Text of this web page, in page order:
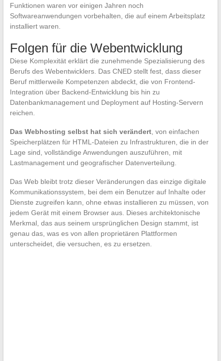
Funktionen waren vor einigen Jahren noch
Softwareanwendungen vorbehalten, die auf einem Arbeitsplatz
installiert waren.
Folgen für die Webentwicklung
Diese Komplexität erklärt die zunehmende Spezialisierung des
Berufs des Webentwicklers. Das CNED stellt fest, dass dieser
Beruf mittlerweile Kompetenzen abdeckt, die von Frontend-
Integration über Backend-Entwicklung bis hin zu
Datenbankmanagement und Deployment auf Hosting-Servern
reichen.
Das Webhosting selbst hat sich verändert, von einfachen
Speicherplätzen für HTML-Dateien zu Infrastrukturen, die in der
Lage sind, vollständige Anwendungen auszuführen, mit
Lastmanagement und geografischer Datenverteilung.
Das Web bleibt trotz dieser Veränderungen das einzige digitale
Kommunikationssystem, bei dem ein Benutzer auf Inhalte oder
Dienste zugreifen kann, ohne etwas installieren zu müssen, von
jedem Gerät mit einem Browser aus. Dieses architektonische
Merkmal, das aus seinem ursprünglichen Design stammt, ist
genau das, was es von allen proprietären Plattformen
unterscheidet, die versuchen, es zu ersetzen.